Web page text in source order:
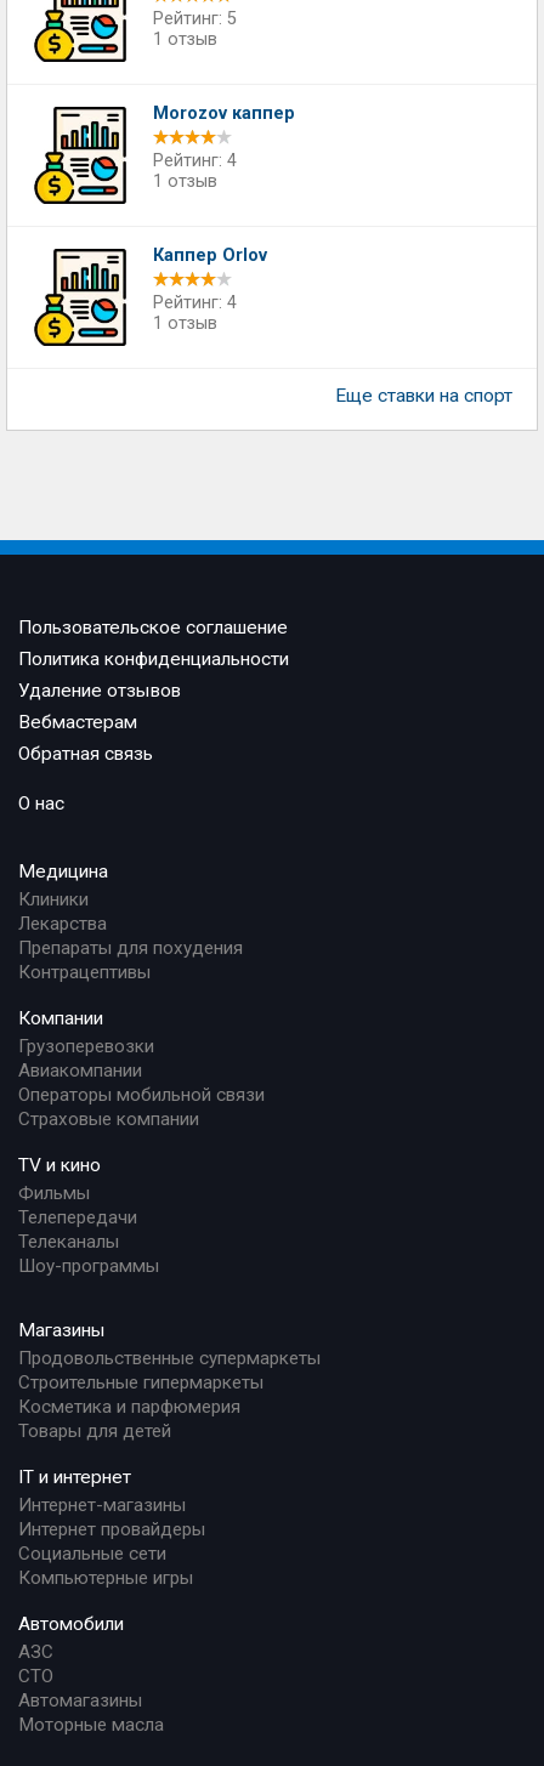
Рейтинг: 5
1 отзыв
Morozov каппер
Рейтинг: 4
1 отзыв
Каппер Orlov
Рейтинг: 4
1 отзыв
Еще ставки на спорт
Пользовательское соглашение
Политика конфиденциальности
Удаление отзывов
Вебмастерам
Обратная связь
О нас
Медицина
Клиники
Лекарства
Препараты для похудения
Контрацептивы
Компании
Грузоперевозки
Авиакомпании
Операторы мобильной связи
Страховые компании
TV и кино
Фильмы
Телепередачи
Телеканалы
Шоу-программы
Магазины
Продовольственные супермаркеты
Строительные гипермаркеты
Косметика и парфюмерия
Товары для детей
IT и интернет
Интернет-магазины
Интернет провайдеры
Социальные сети
Компьютерные игры
Автомобили
АЗС
СТО
Автомагазины
Моторные масла